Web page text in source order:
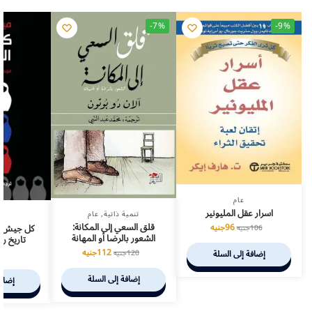
-9%
عام
اسرار عقل المليونير
106جنيه96جنيه
إضافة إلى السلة
-7%
تنمية ذاتية,عام
قلق السعي إلى المكانة:
الشعور بالرضا أو المهانة
120جنيه112جنيه
إضافة إلى السلة
كل جيش
تاريخ